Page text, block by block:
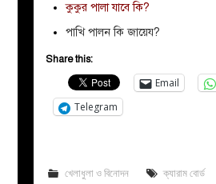
কুকুর পালা যাবে কি?
পাখি পালন কি জায়েয?
Share this:
Email
Telegram
খেলাধুলা ও বিনোদন ক্যারাম বোর্ড